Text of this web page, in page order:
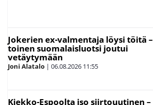
Jokerien ex-valmentaja löysi töitä –
toinen suomalaisluotsi joutui
vetäytymään
Joni Alatalo | 06.08.2026 11:55
Kiekko-Espoolta iso siirtouutinen –